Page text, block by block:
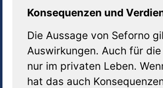
Konsequenzen und
Die Aussage von Seforno
Auswirkungen. Auch für
nur im privaten Leben.
hat das auch